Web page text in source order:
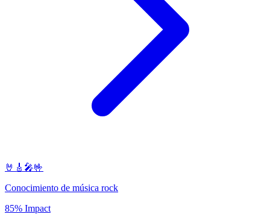
🤘🎸🎤🤟
Conocimiento de música rock
85% Impact